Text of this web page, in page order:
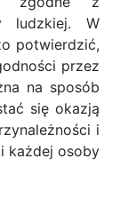
ludzkiej. W
potwierdzić,
przez
na sposób
się okazją
i
każdej osoby